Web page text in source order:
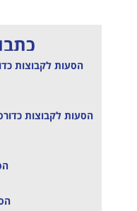
הסעות לקבוצות
הסעות לקבוצות